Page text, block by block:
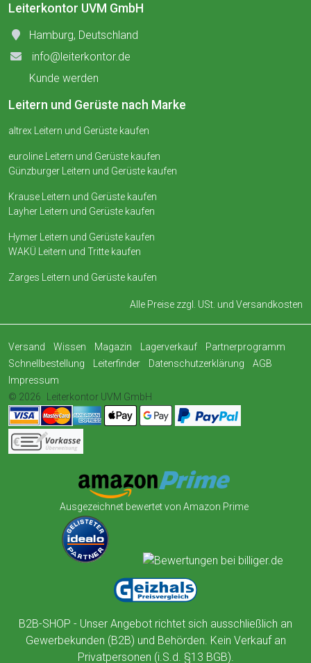
Leiterkontor UVM GmbH
Hamburg, Deutschland
info@leiterkontor.de
Kunde werden
Leitern und Gerüste nach Marke
altrex Leitern und Gerüste kaufen
euroline Leitern und Gerüste kaufen
Günzburger Leitern und Gerüste kaufen
Krause Leitern und Gerüste kaufen
Layher Leitern und Gerüste kaufen
Hymer Leitern und Gerüste kaufen
WAKÜ Leitern und Tritte kaufen
Zarges Leitern und Gerüste kaufen
Alle Preise zzgl. USt. und Versandkosten
Versand Wissen Magazin Lagerverkauf
Partnerprogramm
Schnellbestellung
Leiterfinder Datenschutzerklärung
AGB
Impressum
© 2026
Leiterkontor UVM GmbH
Ausgezeichnet bewertet von Amazon Prime
B2B-SHOP - Unser Angebot richtet sich ausschließlich an
Gewerbekunden (B2B) und Behörden. Kein Verkauf an
Privatpersonen (i.S.d. §13 BGB).